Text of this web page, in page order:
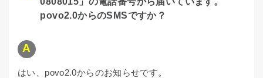
povo2.0からのSMSですか？
はい、povo2.0からのお知らせです。